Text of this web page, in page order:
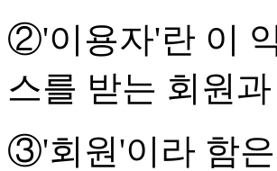
②'이용자'란 이
스를 받는 회원
③'회원'이라 함